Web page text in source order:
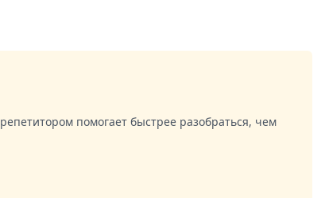
помогает быстрее разобраться, чем